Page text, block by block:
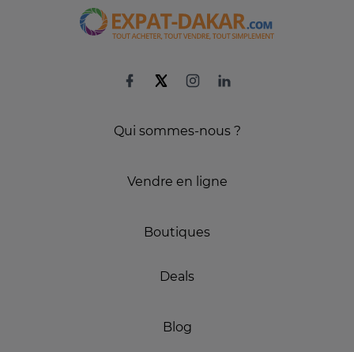
Qui sommes-nous ?
Vendre en ligne
Boutiques
Deals
Blog